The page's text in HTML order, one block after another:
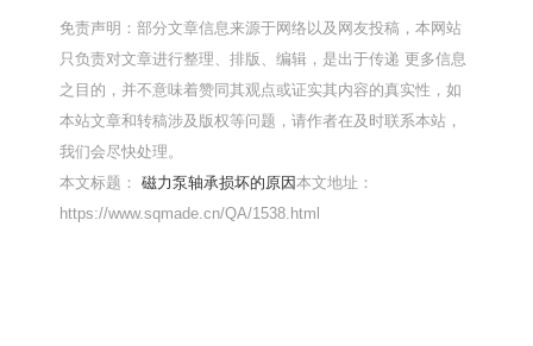
免责声明：部分文章信息来源于网络以及网友投稿，本网站
只负责对文章进行整理、排版、编辑，是出于传递 更多信息
之目的，并不意味着赞同其观点或证实其内容的真实性，如
本站文章和转稿涉及版权等问题，请作者在及时联系本站，
我们会尽快处理。
本文标题：磁力泵轴承损坏的原因本文地址：
https://www.sqmade.cn/QA/1538.html